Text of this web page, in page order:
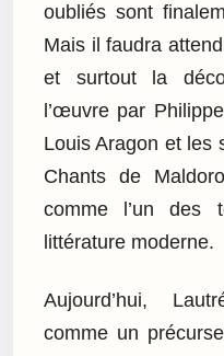
oubliés sont
Mais il faudra
et surtout la
l’œuvre par
Louis Aragon et les
Chants de
comme l’un des
littérature moderne.
Aujourd’hui,
comme un